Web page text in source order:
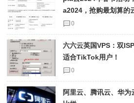
a2024，抢购最划算的
0
六六云英国VPS：双
适合TikTok用户！
0
阿里云、腾讯云、华